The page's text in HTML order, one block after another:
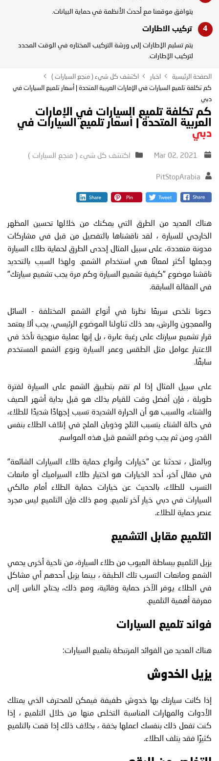
يتوافق موقعنا مع أحدث الأنظمة في حماية البيانات.
تركيب الاطارات
يتم تسليم الإطارات إلى ورشة التركيب المختاره في الوقت المحدد
لتركيب الإطارات.
الصفحة الرئيسية اخبار
اكتشف كل شيء ( منجع السيارات )
كم تكلفة تلميع السيارات في الإمارات العربية المتحدة | أسعار تلميع السيارات في
دبي
كم تكلفة تلميع السيارات في الإمارات
العربية المتحدة | أسعار تلميع السيارات في
دبي
اكتشف كل شيء ( منجع السيارات )
PitStopArabia
هناك العديد من الطرق التي يمكنك من خلالها تحسين المظهر
الخارجي للسيارة ، لقد ناقشناها بالتفصيل من قبل في مشاركات
مدونة متعددة، على سبيل المثال إحدى الطرق لحماية طلاء السيارة
وجعلها أكثر لمعانًا هي استخدام الشمع. ولهذا السبب بالتحديد
ناقشنا موضوع "كيفية تشميع السيارة وكم مرة يجب تشميع سيارتك"
في المقالة السابقة.
دعونا نلخص سريعًا نظرنا في أنواع الشمع المختلفة - السائل
والمعجون والرش، بعد ذلك تناولنا الموضوع الرئيسي، يجب ألا يعتمد
قرار تشميع سيارتك على رغبة عابرة ، بل إنها عملية منهجية تأخذ في
الاعتبار عوامل مثل الطقس وعمر السيارة ونوع الشمع المستخدم
سابقًا.
على سبيل المثال إذا لم تقم بتطبيق الشمع على السيارة لفترة
طويلة ، فإن أفضل وقت للقيام بذلك هو قبل بداية أشهر الصيف
والشتاء، والسبب هو أن الحرارة الشديدة تسبب إجهادًا شديدًا للطلاء،
في حالة الشتاء يتسبب الثلج وذوبان الملح في إتلاف الطلاء بنفس
القدر، ومن ثم يجب وضع الشمع قبل هذه المواسم.
وبالمثل ، تحدثنا عن "خيارات وأنواع حماية طلاء السيارات الشائعة"
في مقال آخر، أحد الخيارات هو اختيار طلاء السيراميك أو مانعات
التسرب للطلاء، بالحديث عن خيارات حماية الطلاء أمام مالكي
السيارات في دبي خيار آخر تلميع. ومع ذلك فإن التلميع ليس مجرد
عنصر حماية للطلاء.
التلميع مقابل التشميع
يزيل التلميع ببساطة العيوب من طلاء السيارة، من ناحية أخرى يحمي
الشمع ومانعات التسرب تلك الطبقة ، بينما يزيل أحدهم أي مشاكل
في الطلاء يوفر الآخر حماية وقائية، ومع ذلك، يحتاج الناس إلى
معرفة أهمية التلميع.
فوائد تلميع السيارات
هناك العديد من الفوائد المرتبطة بتلميع السيارات:
يزيل الخدوش
إذا كانت سيارتك بها خدوش طفيفة فيمكن للمحترف الذي يمتلك
الأدوات والمهارات المناسبة التخلص منها من خلال التلميع ، إذا
كنت تفعل ذلك بنفسك اعملها بخفة ، بخلاف ذلك إذا قمت بالتلميع
كثيرًا فقد يتلف الطلاء.